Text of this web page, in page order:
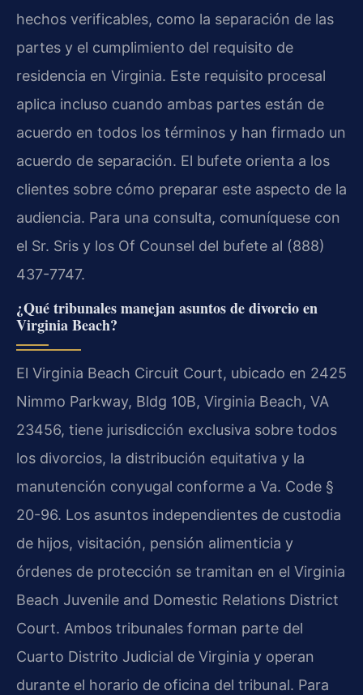
hechos verificables, como la separación de las
partes y el cumplimiento del requisito de
residencia en Virginia. Este requisito procesal
aplica incluso cuando ambas partes están de
acuerdo en todos los términos y han firmado un
acuerdo de separación. El bufete orienta a los
clientes sobre cómo preparar este aspecto de la
audiencia. Para una consulta, comuníquese con
el Sr. Sris y los Of Counsel del bufete al (888)
437-7747.
¿Qué tribunales manejan asuntos de divorcio en
Virginia Beach?
El Virginia Beach Circuit Court, ubicado en 2425
Nimmo Parkway, Bldg 10B, Virginia Beach, VA
23456, tiene jurisdicción exclusiva sobre todos
los divorcios, la distribución equitativa y la
manutención conyugal conforme a Va. Code §
20-96. Los asuntos independientes de custodia
de hijos, visitación, pensión alimenticia y
órdenes de protección se tramitan en el Virginia
Beach Juvenile and Domestic Relations District
Court. Ambos tribunales forman parte del
Cuarto Distrito Judicial de Virginia y operan
durante el horario de oficina del tribunal. Para